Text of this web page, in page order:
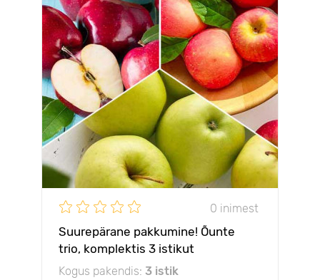
0 inimest
Suurepärane pakkumine! Õunte
trio, komplektis 3 istikut
Kogus pakendis: 3 istik